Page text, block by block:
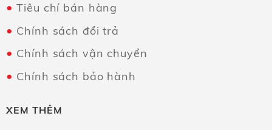
Tiêu chí bán hàng
Chính sách đổi trả
Chính sách vận chuyển
Chính sách bảo hành
XEM THÊM